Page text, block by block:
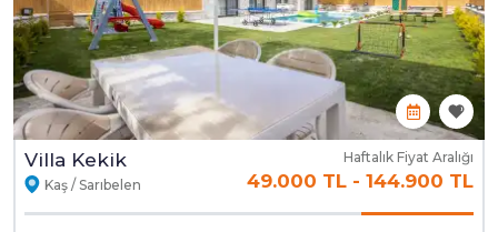
Villa Kekik
Kaş / Sarıbelen
Haftalık Fiyat Aralığı
49.000 TL - 144.900 TL